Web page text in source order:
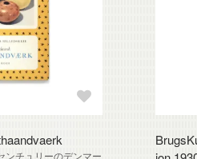
ンチュリーのデンマー